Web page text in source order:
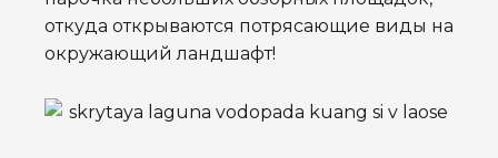
откуда открываются потрясающие виды на
окружающий ландшафт!